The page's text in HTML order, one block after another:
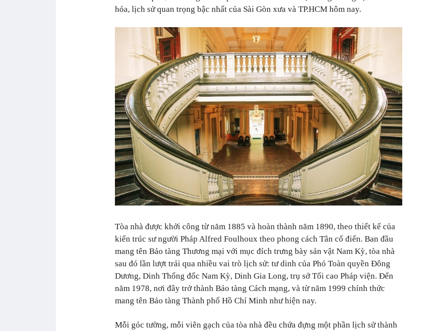
hóa, lịch sử quan trọng bậc nhất của Sài Gòn xưa và TP.HCM hôm nay.
Tòa nhà được khởi công từ năm 1885 và hoàn thành năm 1890, theo thiết kế của
kiến trúc sư người Pháp Alfred Foulhoux theo phong cách Tân cổ điển. Ban đầu
mang tên Bảo tàng Thương mại với mục đích trưng bày sản vật Nam Kỳ, tòa nhà
sau đó lần lượt trải qua nhiều vai trò lịch sử: tư dinh của Phó Toàn quyền Đông
Dương, Dinh Thống đốc Nam Kỳ, Dinh Gia Long, trụ sở Tối cao Pháp viện. Đến
năm 1978, nơi đây trở thành Bảo tàng Cách mạng, và từ năm 1999 chính thức
mang tên Bảo tàng Thành phố Hồ Chí Minh như hiện nay.
Mỗi góc tường, mỗi viên gạch của tòa nhà đều chứa đựng một phần lịch sử thành